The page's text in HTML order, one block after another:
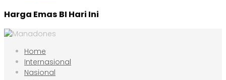
Harga Emas BI Hari Ini
Home
Internasional
Nasional